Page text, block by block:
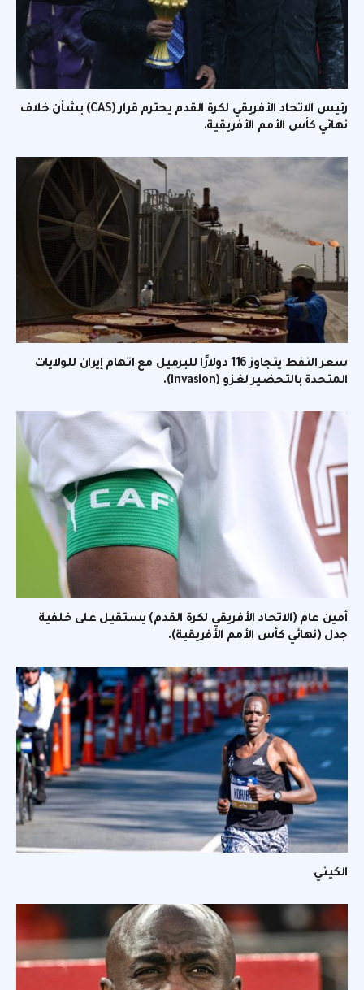
رئيس الاتحاد الأفريقي لكرة القدم يحترم قرار (CAS) بشأن خلاف
نهائي كأس الأمم الأفريقية.
سعر النفط يتجاوز 116 دولارًا للبرميل مع اتهام إيران للولايات
المتحدة بالتحضير لغزو (invasion).
أمين عام (الاتحاد الأفريقي لكرة القدم) يستقيل على خلفية
جدل (نهائي كأس الأمم الأفريقية).
الكيني